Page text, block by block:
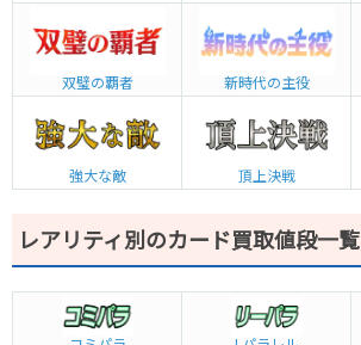
双璧の覇者 新時代の主役
強大な敵 頂上決戦
レアリティ別のカード買取値段一覧